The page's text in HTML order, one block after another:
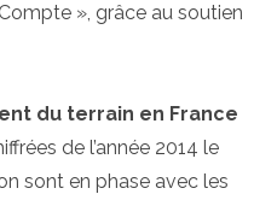
», grâce au soutien
du terrain en France
de l’année 2014 le
sont en phase avec les